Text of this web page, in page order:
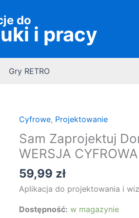
do
i pracy
Gry RETRO
Cyfrowe, Projektowanie
Sam Zaprojektuj
WERSJA CYFROWA
59,99 zł
Aplikacja do projektowania i
Dostępność: w magazynie